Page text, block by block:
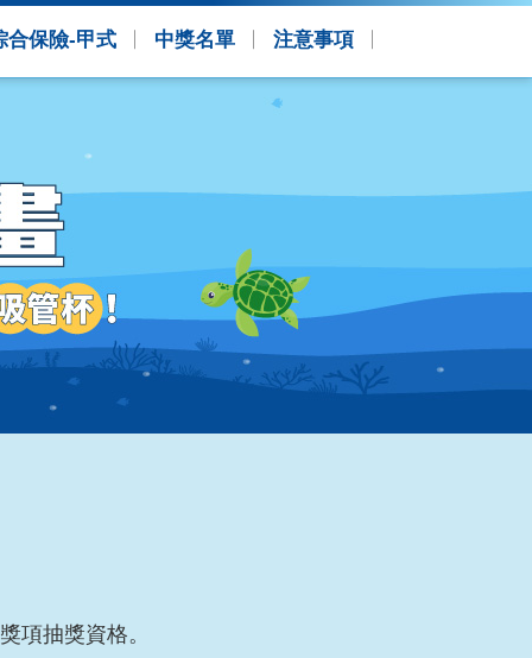
合保險-甲式 中獎名單 注意事項
項抽獎資格。